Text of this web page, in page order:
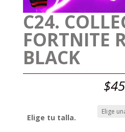
C24.
FORTNITE
BLACK
$
Elige tu talla.